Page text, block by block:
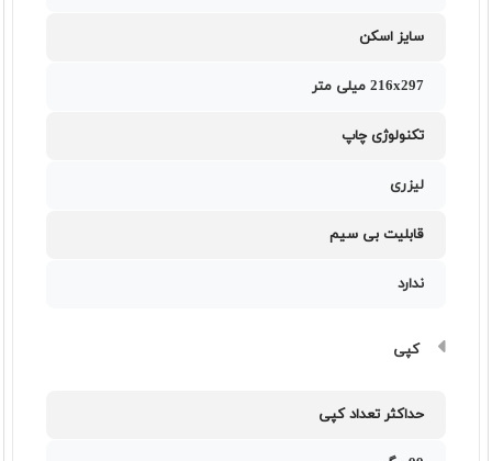
سایز اسکن
216x297 میلی متر
تکنولوژی چاپ
لیزری
قابلیت بی سیم
ندارد
کپی
حداکثر تعداد کپی